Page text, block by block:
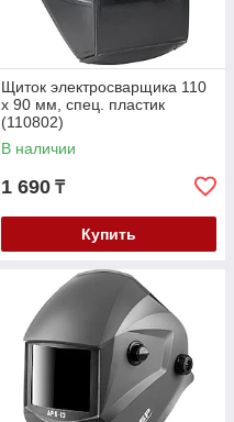
Щиток электросварщика 110
х 90 мм, спец. пластик
(110802)
В наличии
1 690 ₸
Купить